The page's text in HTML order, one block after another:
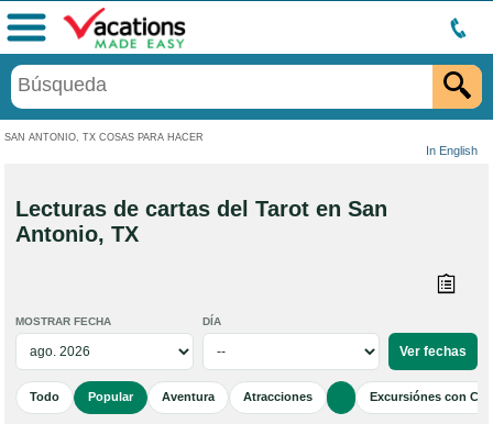
SAN ANTONIO, TX COSAS PARA HACER
In English
Menú
Lecturas de cartas del Tarot en San
Antonio, TX
MOSTRAR FECHA DÍA
Todo Popular Aventura Atracciones Excursiónes con